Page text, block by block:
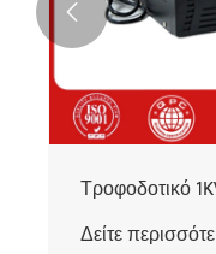
Τροφοδοτικό
Δείτε
